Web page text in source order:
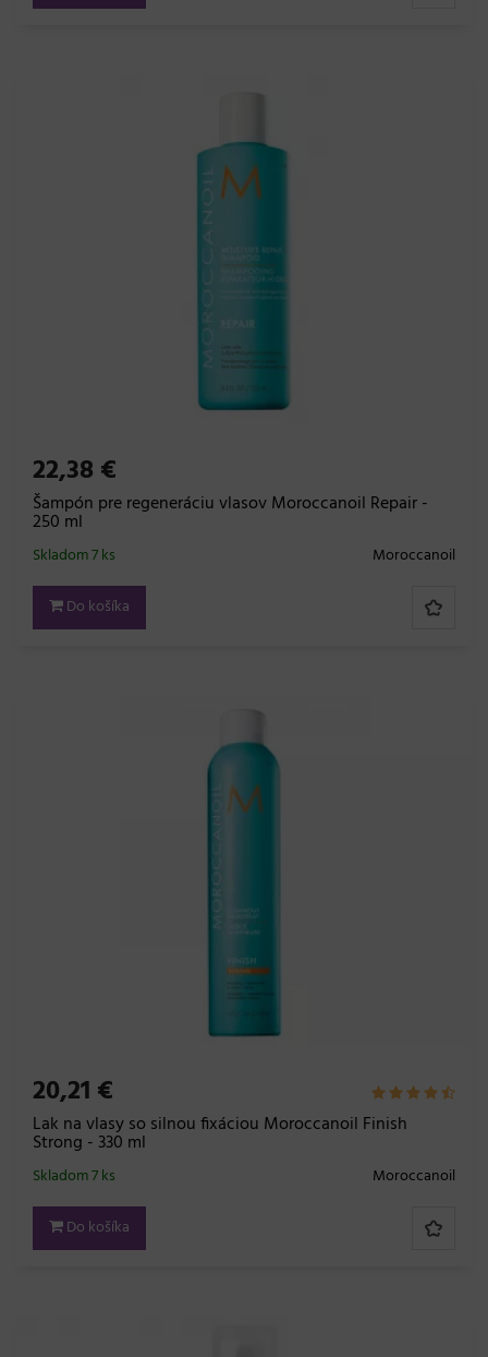
22,38 €
Šampón pre regeneráciu vlasov Moroccanoil Repair -
250 ml
Moroccanoil
Skladom 7 ks
Do košíka
20,21 €
Lak na vlasy so silnou fixáciou Moroccanoil Finish
Strong - 330 ml
Moroccanoil
Skladom 7 ks
Do košíka